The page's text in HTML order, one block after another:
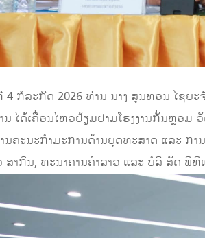
ກໍລະກົດ 2026 ທ່ານ ນາງ ສູນທອນ ໄຊຍ
ນ ໄດ້ເຄື່ອນໄຫວຢ້ຽມຢາມໂຮງງານກັ່ນຫຼອ
ຄະນະກໍາມະການດ້ານຍຸດທະສາດ ແລະ ກ
ສາກົນ, ທະນາຄານຄໍາລາວ ແລະ ບໍລິ ສັດ ພີທີ